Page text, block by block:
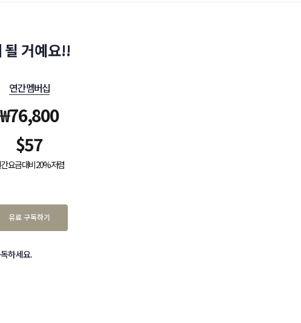
될 거예요!!
연간 멤버십
₩76,800
$57
요금 대비 20% 저렴
유료 구독하기
하세요.